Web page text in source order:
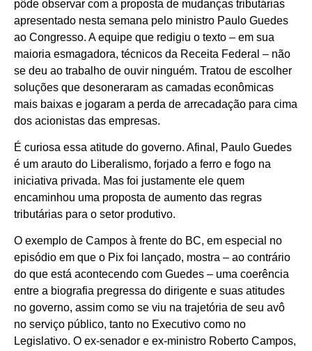
pôde observar com a proposta de mudanças tributárias
apresentado nesta semana pelo ministro Paulo Guedes
ao Congresso. A equipe que redigiu o texto – em sua
maioria esmagadora, técnicos da Receita Federal – não
se deu ao trabalho de ouvir ninguém. Tratou de escolher
soluções que desoneraram as camadas econômicas
mais baixas e jogaram a perda de arrecadação para cima
dos acionistas das empresas.
É curiosa essa atitude do governo. Afinal, Paulo Guedes
é um arauto do Liberalismo, forjado a ferro e fogo na
iniciativa privada. Mas foi justamente ele quem
encaminhou uma proposta de aumento das regras
tributárias para o setor produtivo.
O exemplo de Campos à frente do BC, em especial no
episódio em que o Pix foi lançado, mostra – ao contrário
do que está acontecendo com Guedes – uma coerência
entre a biografia pregressa do dirigente e suas atitudes
no governo, assim como se viu na trajetória de seu avô
no serviço público, tanto no Executivo como no
Legislativo. O ex-senador e ex-ministro Roberto Campos,